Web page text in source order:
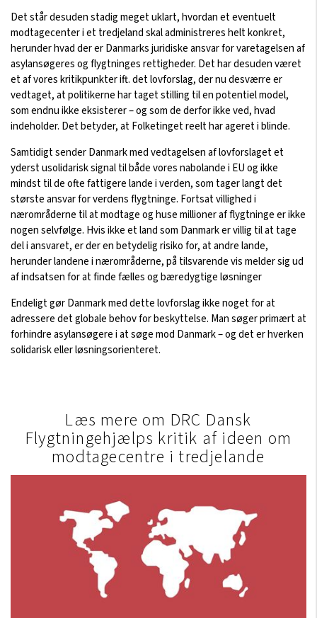
Det står desuden stadig meget uklart, hvordan et eventuelt
modtagecenter i et tredjeland skal administreres helt konkret,
herunder hvad der er Danmarks juridiske ansvar for varetagelsen af
asylansøgeres og flygtninges rettigheder. Det har desuden været
et af vores kritikpunkter ift. det lovforslag, der nu desværre er
vedtaget, at politikerne har taget stilling til en potentiel model,
som endnu ikke eksisterer – og som de derfor ikke ved, hvad
indeholder. Det betyder, at Folketinget reelt har ageret i blinde.
Samtidigt sender Danmark med vedtagelsen af lovforslaget et
yderst usolidarisk signal til både vores nabolande i EU og ikke
mindst til de ofte fattigere lande i verden, som tager langt det
største ansvar for verdens flygtninge. Fortsat villighed i
nærområderne til at modtage og huse millioner af flygtninge er ikke
nogen selvfølge. Hvis ikke et land som Danmark er villig til at tage
del i ansvaret, er der en betydelig risiko for, at andre lande,
herunder landene i nærområderne, på tilsvarende vis melder sig ud
af indsatsen for at finde fælles og bæredygtige løsninger
Endeligt gør Danmark med dette lovforslag ikke noget for at
adressere det globale behov for beskyttelse. Man søger primært at
forhindre asylansøgere i at søge mod Danmark – og det er hverken
solidarisk eller løsningsorienteret.
Læs mere om DRC Dansk
Flygtningehjælps kritik af ideen om
modtagecentre i tredjelande